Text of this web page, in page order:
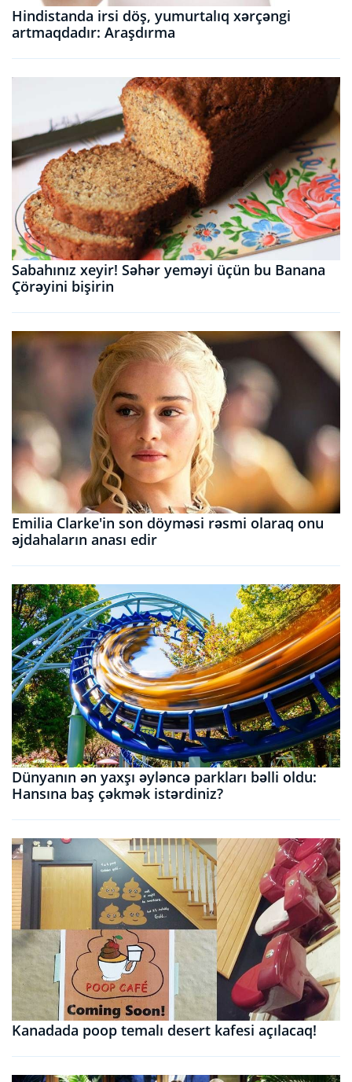
Hindistanda irsi döş, yumurtalıq xərçəngi
artmaqdadır: Araşdırma
Sabahınız xeyir! Səhər yeməyi üçün bu Banana
Çörəyini bişirin
Emilia Clarke'in son döyməsi rəsmi olaraq onu
əjdahaların anası edir
Dünyanın ən yaxşı əyləncə parkları bəlli oldu:
Hansına baş çəkmək istərdiniz?
Kanadada poop temalı desert kafesi açılacaq!